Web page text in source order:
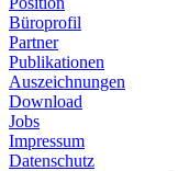
Büroprofil
Partner
Publikationen
Auszeichnungen
Download
Jobs
Impressum
Datenschutz